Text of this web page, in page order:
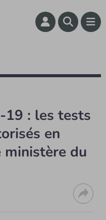
19 : les tests
en
du